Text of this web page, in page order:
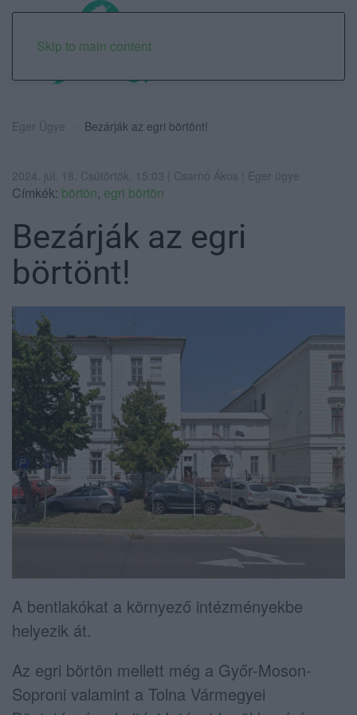
Skip to main content
Eger Ügye Bezárják az egri börtönt!
2024. júl. 18. Csütörtök, 15:03 | Csarnó Ákos | Eger ügye
Címkék: börtön, egri börtön
Bezárják az egri
börtönt!
A bentlakókat a környező intézményekbe
helyezik át.
Az egri börtön mellett még a Győr-Moson-
Soproni valamint a Tolna Vármegyei